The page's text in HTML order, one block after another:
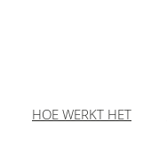
HOE WERKT HET